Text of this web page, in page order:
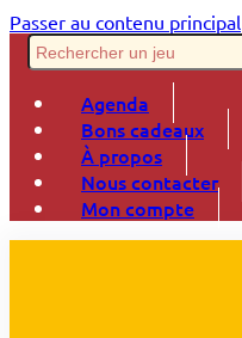
Passer au contenu principal
Agenda
Bons cadeaux
À propos
Nous contacter
Mon compte